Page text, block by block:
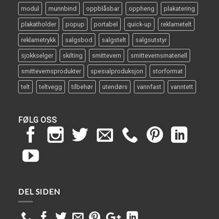
modul munnbind oppblåsbar oppheng plakatering
plakatholder popup portabel quick-up reklametelt
reklametrykk salgsbod salgstelt salgsutstyr
sjokkselger skilting smittevern smittevernsmateriell
smittevernsprodukter spesialproduksjon storformat
telt teltvegg tilbehør utendørs vannfast vanntett
FØLG OSS
DEL SIDEN